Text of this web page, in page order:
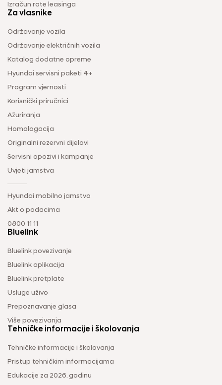
Izračun rate leasinga
Za vlasnike
Održavanje vozila
Održavanje električnih vozila
Katalog dodatne opreme
Hyundai servisni paketi 4+
Program vjernosti
Korisnički priručnici
Ažuriranja
Homologacija
Originalni rezervni dijelovi
Servisni opozivi i kampanje
Uvjeti jamstva
Hyundai mobilno jamstvo
Akt o podacima
0800 11 11
Bluelink
Bluelink povezivanje
Bluelink aplikacija
Bluelink pretplate
Usluge uživo
Prepoznavanje glasa
Više povezivanja
Tehničke informacije i školovanja
Tehničke informacije i školovanja
Pristup tehničkim informacijama
Edukacije za 2026. godinu